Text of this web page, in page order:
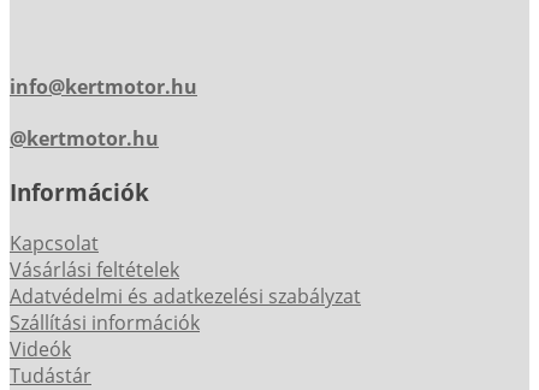
info@kertmotor.hu
@kertmotor.hu
Információk
Kapcsolat
Vásárlási feltételek
Adatvédelmi és adatkezelési szabályzat
Szállítási információk
Videók
Tudástár